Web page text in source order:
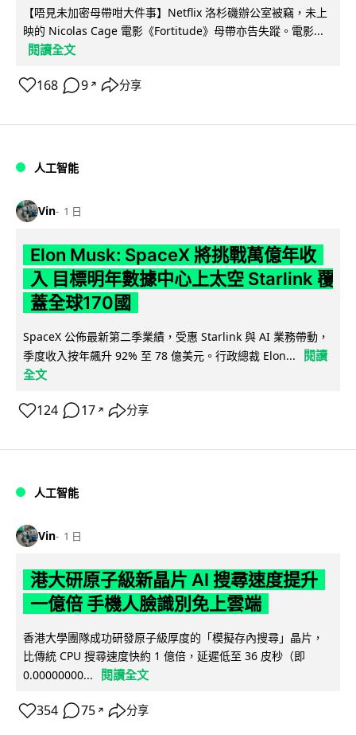
【唔見未加密母帶咁大件事】Netflix 洛杉磯辦公室被竊，未上
映的 Nicolas Cage 電影《Fortitude》母帶亦告失蹤。電影...
閱讀全文
168 9 ↗ 分享
人工智能
Vin 1 日
Elon Musk: SpaceX 將挑戰萬億年收
入 目標明年數據中心上太空 Starlink 覆
蓋全球170國
SpaceX 公佈最新第二季業績，受惠 Starlink 與 AI 業務帶動，
季度收入按年飆升 92% 至 78 億美元。行政總裁 Elon...
閱讀
全文
124 17 ↗ 分享
人工智能
Vin 1 日
港大研原子級新晶片 AI 搜尋速度提升
一億倍 手機人臉識別免上雲端
香港大學團隊成功研發原子級厚度的「模擬存內搜尋」晶片，
比傳統 CPU 搜尋速度快約 1 億倍，延遲低至 36 皮秒（即
0.00000000...
閱讀全文
354 75 ↗ 分享